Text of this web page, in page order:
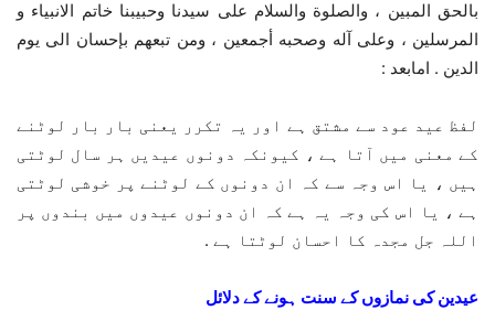
بالحق المبین ، والصلوة والسلام علی سیدنا وحبیبنا خاتم الانبیاء و
المرسلین ، وعلی آله وصحبه أجمعین ، ومن تبعھم بإحسان الی یوم
الدین . امابعد :
لفظ عید عود سے مشتق ہے اور یہ تکرر یعنی بار بار لوٹنے
کے معنی میں آتا ہے ، کیونکہ دونوں عیدیں ہر سال لوٹتی
ہیں ، یا اس وجہ سے کہ ان دونوں کے لوٹنے پر خوشی لوٹتی
ہے ، یا اس کی وجہ یہ ہے کہ ان دونوں عیدوں میں بندوں پر
اللہ جل مجدہ کا احسان لوٹتا ہے .
عیدین کی نمازوں کے سنت ہونے کے دلائل